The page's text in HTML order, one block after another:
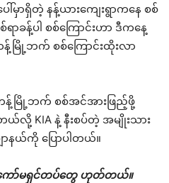
ေါ်မှာရှိတဲ့ နန့်ယားကျေးရွာကနေ စစ်
ခန့်ပါ စစ်ကြောင်းဟာ ဒီကနေ့
န့်မြို့ဘက် စစ်ကြောင်းထိုးလာ
န့်မြို့ဘက် စစ်အင်အားဖြည့်ဖို့
ယ်လို့ KIA နဲ့ နီးစပ်တဲ့ အမျိုးသား
ာနယ်ကို ပြောပါတယ်။
ော်မရှင်တပ်တွေ ဟုတ်တယ်။